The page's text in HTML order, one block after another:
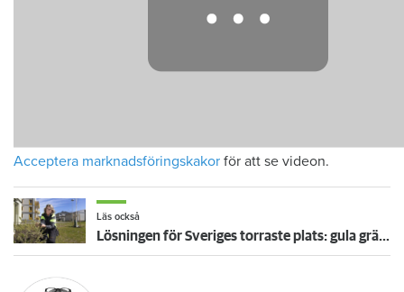
Acceptera marknadsföringskakor för att se videon.
Läs också
Lösningen för Sveriges torraste plats: gula gräsmattor och lavendel